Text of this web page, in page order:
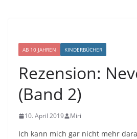
AB 10 JAHREN KINDERBÜCHER
Rezension:
(Band 2)
10. April 2019 Miri
Ich kann mich gar nicht mehr